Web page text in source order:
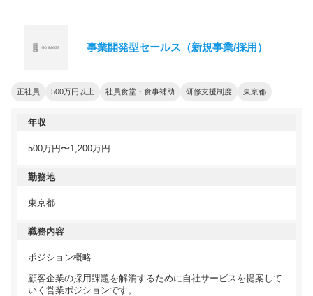
事業開発型セールス（新規事業/採用）
正社員 500万円以上 社員食堂・食事補助 研修支援制度 東京都
年収
500万円〜1,200万円
勤務地
東京都
職務内容
ポジション概略
顧客企業の採用課題を解消するために自社サービスを提案して
いく営業ポジションです。